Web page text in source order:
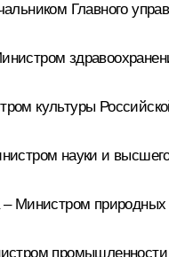
Главного
культуры
науки и
Министром